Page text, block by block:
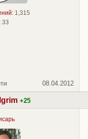
1,315
33
08.04.2012
+25